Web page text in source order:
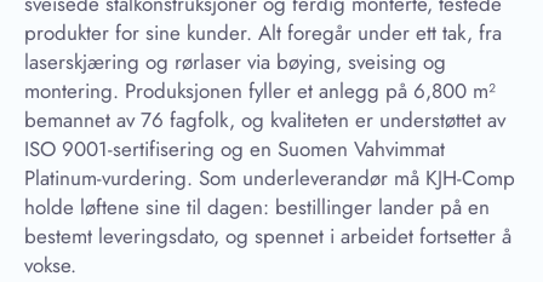
produkter for sine kunder. Alt foregår under ett tak, fra
laserskjæring og rørlaser via bøying, sveising og
montering. Produksjonen fyller et anlegg på 6,800 m²
bemannet av 76 fagfolk, og kvaliteten er understøttet av
ISO 9001-sertifisering og en Suomen Vahvimmat
Platinum-vurdering. Som underleverandør må KJH-Comp
holde løftene sine til dagen: bestillinger lander på en
bestemt leveringsdato, og spennet i arbeidet fortsetter å
vokse.